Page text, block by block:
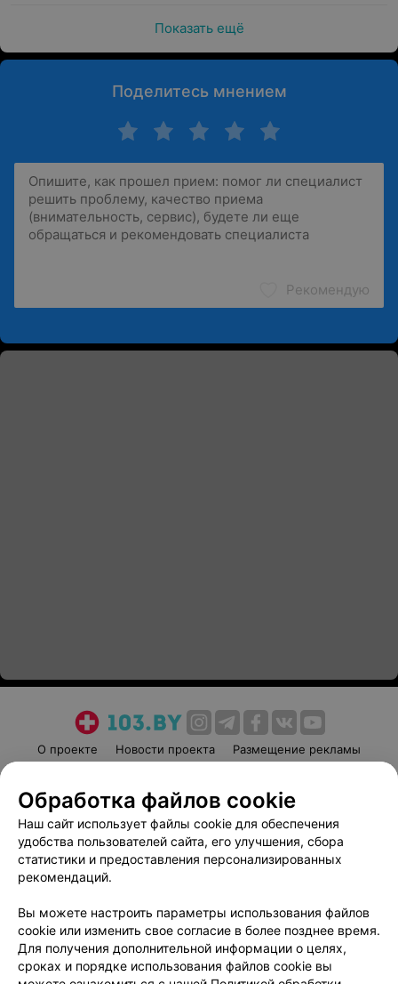
Показать ещё
Поделитесь мнением
Рекомендую
О проекте Новости проекта
Размещение рекламы
Пользовательское соглашение
Способы оплаты
Вакансии
Партнеры
Написать руководителю 103.by
Обработка персональных данных
Обработка файлов cookie
Наш сайт использует файлы cookie для обеспечения
удобства пользователей сайта, его улучшения, сбора
статистики и предоставления персонализированных
рекомендаций.
Вы можете настроить параметры использования файлов
cookie или изменить свое согласие в более позднее время.
Для получения дополнительной информации о целях,
сроках и порядке использования файлов cookie вы